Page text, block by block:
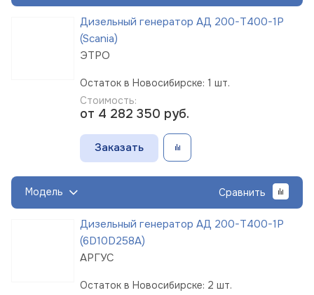
Дизельный генератор АД 200-Т400-1Р
(Scania)
ЭТРО
Остаток в Новосибирске: 1 шт.
Стоимость:
от 4 282 350 руб.
Заказать
Модель Сравнить
Дизельный генератор АД 200-Т400-1Р
(6D10D258A)
АРГУС
Остаток в Новосибирске: 2 шт.